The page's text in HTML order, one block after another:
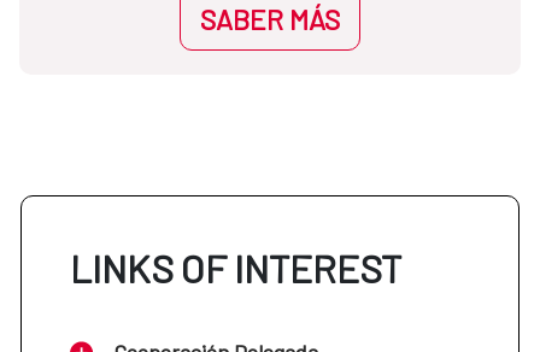
SABER MÁS
LINKS OF INTEREST